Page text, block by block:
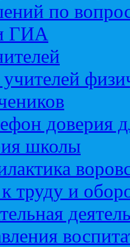
по
ГИА
учителей
доверия
школы
труду и